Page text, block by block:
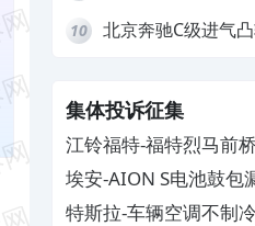
10
北京奔驰C级进气
集体投诉征集
江铃福特-福特烈马前
埃安-AION S电池鼓包
特斯拉-车辆空调不制